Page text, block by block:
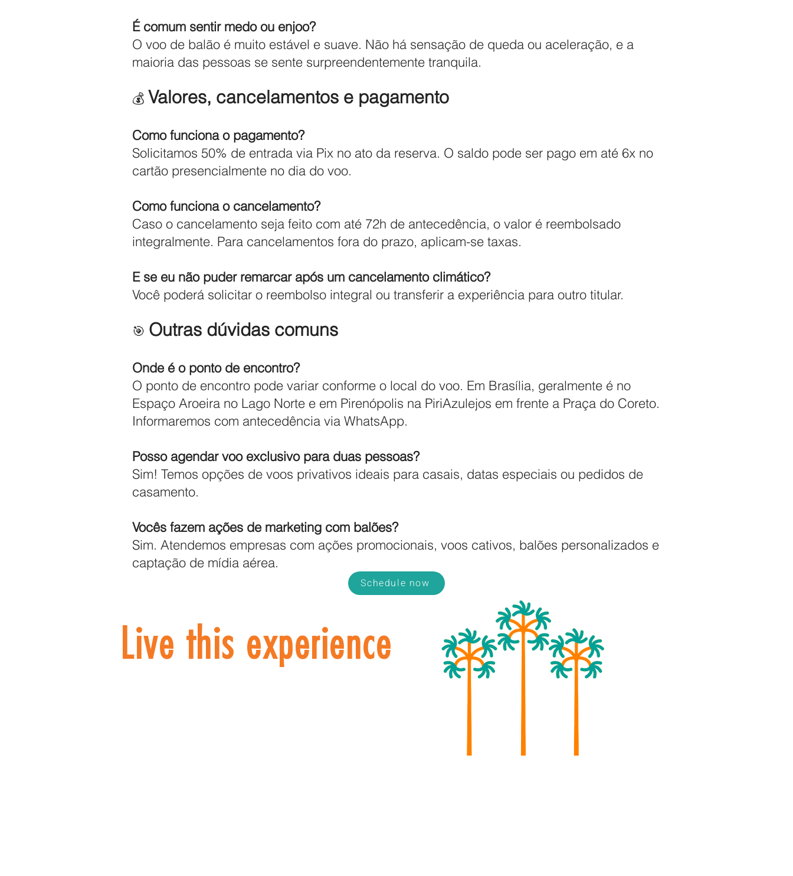
É comum sentir medo ou enjoo?
O voo de balão é muito estável e suave. Não há sensação de queda ou aceleração, e a
maioria das pessoas se sente surpreendentemente tranquila.
💰 Valores, cancelamentos e pagamento
Como funciona o pagamento?
Solicitamos 50% de entrada via Pix no ato da reserva. O saldo pode ser pago em até 6x no
cartão presencialmente no dia do voo.
Como funciona o cancelamento?
Caso o cancelamento seja feito com até 72h de antecedência, o valor é reembolsado
integralmente. Para cancelamentos fora do prazo, aplicam-se taxas.
E se eu não puder remarcar após um cancelamento climático?
Você poderá solicitar o reembolso integral ou transferir a experiência para outro titular.
🎯 Outras dúvidas comuns
Onde é o ponto de encontro?
O ponto de encontro pode variar conforme o local do voo. Em Brasília, geralmente é no
Espaço Aroeira no Lago Norte e em Pirenópolis na PiriAzulejos em frente a Praça do Coreto.
Informaremos com antecedência via WhatsApp.
Posso agendar voo exclusivo para duas pessoas?
Sim! Temos opções de voos privativos ideais para casais, datas especiais ou pedidos de
casamento.
Vocês fazem ações de marketing com balões?
Sim. Atendemos empresas com ações promocionais, voos cativos, balões personalizados e
captação de mídia aérea.
Live this experience
Schedule now